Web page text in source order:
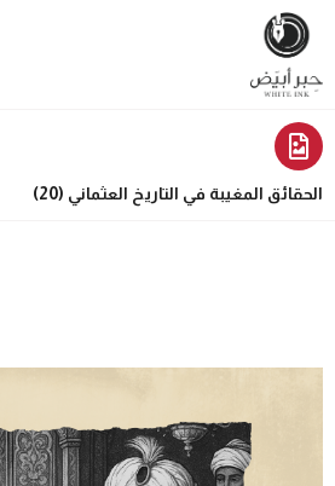
الحقائق المغيبة في التاريخ العثماني (20)